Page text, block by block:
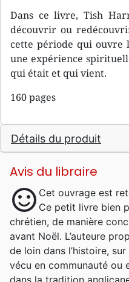
Dans ce livre, Tish
découvrir ou
cette période qui ouvre
une expérience
qui était et qui vient.
160 pages
Détails du produit
Avis du libraire
sentiment_satisfied Cet ouvrage est
Ce petit livre bien
chrétien, de manière
avant Noël. L’auteure
de loin dans l’histoire,
vécu en communauté ou
dans la tradition